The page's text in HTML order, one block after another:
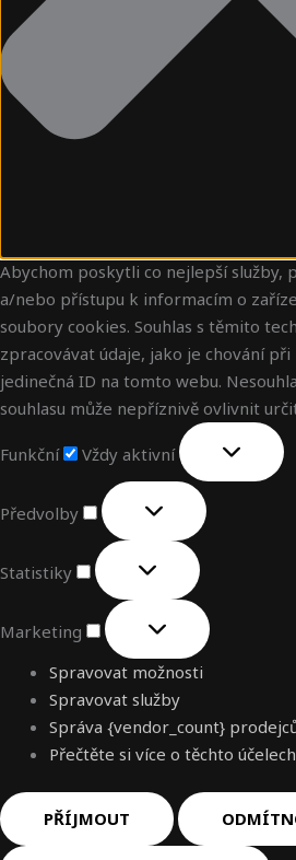
Abychom poskytli co nejlepší služby,
a/nebo přístupu k informacím o
soubory cookies. Souhlas s těmito
zpracovávat údaje, jako je chování
jedinečná ID na tomto webu.
souhlasu může nepříznivě ovlivnit
Funkční Vždy aktivní
Předvolby
Statistiky
Marketing
Spravovat možnosti
Spravovat služby
Správa {vendor_count}
Přečtěte si více o těchto účelech
PŘÍJMOUT